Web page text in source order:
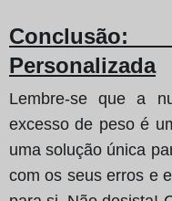
Conclusão:
Personalizada
Lembre-se que a
excesso de peso é
uma solução única
com os seus erros e